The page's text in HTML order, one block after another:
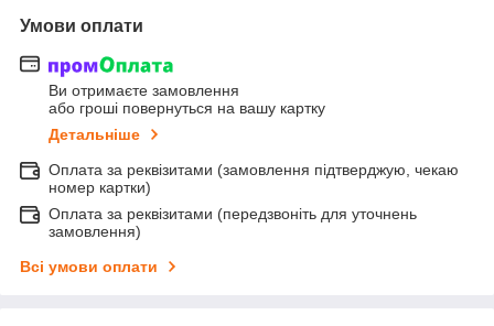
Умови оплати
Ви отримаєте замовлення
або гроші повернуться на вашу картку
Детальніше
Оплата за реквізитами (замовлення підтверджую, чекаю
номер картки)
Оплата за реквізитами (передзвоніть для уточнень
замовлення)
Всі умови оплати